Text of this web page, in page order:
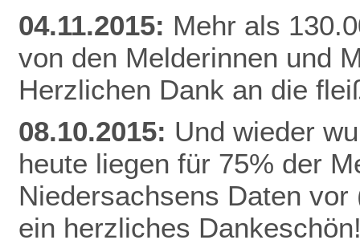
04.11.2015: Mehr als
von den Melderinnen und
Herzlichen Dank an die
08.10.2015: Und wieder
heute liegen für 75% der
Niedersachsens Daten
ein herzliches